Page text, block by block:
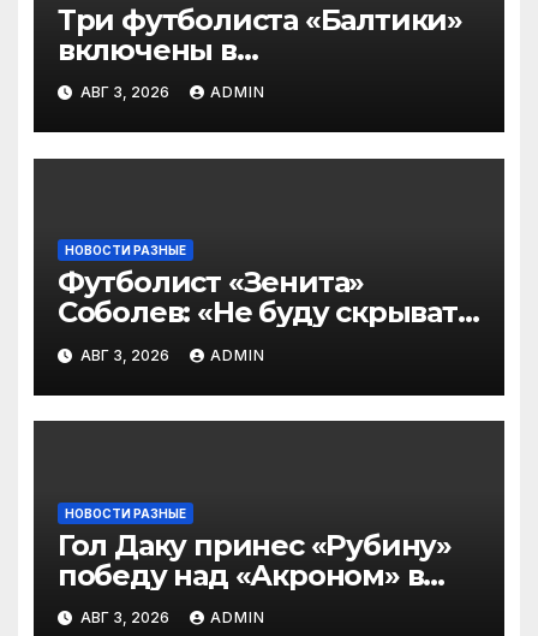
Три футболиста «Балтики»
включены в
символическую сборную
2‑го тура РПЛ по версии
подписчиков МАТЧ
ПРЕМЬЕР
АВГ 3, 2026 ADMIN
НОВОСТИ РАЗНЫЕ
Футболист «Зенита»
Соболев: «Не буду скрывать
— в Оренбурге всегда
тяжело играть»
АВГ 3, 2026 ADMIN
НОВОСТИ РАЗНЫЕ
Гол Даку принес «Рубину»
победу над «Акроном» в
матче РПЛ
АВГ 3, 2026 ADMIN